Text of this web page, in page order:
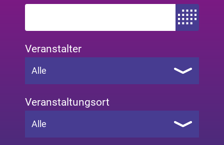
Zeitraum bis
Veranstalter
Alle
Veranstaltungsort
Alle